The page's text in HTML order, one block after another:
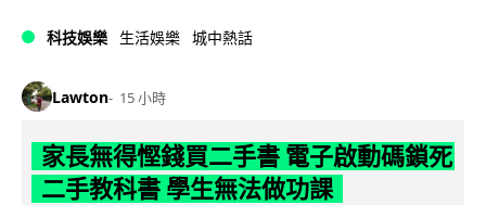
科技娛樂 生活娛樂 城中熱話
Lawton 15 小時
家長無得慳錢買二手書 電子啟動碼鎖死
二手教科書 學生無法做功課